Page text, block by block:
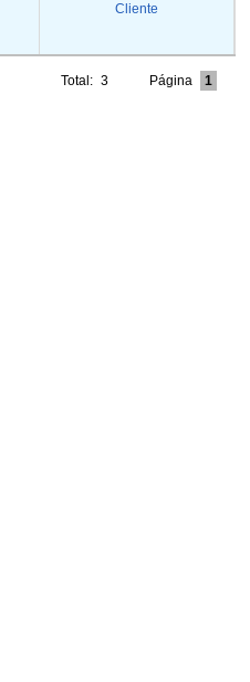
Cliente
Total: 3 Página 1